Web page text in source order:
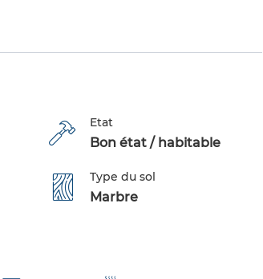
Etat
Bon état / habitable
Type du sol
Marbre